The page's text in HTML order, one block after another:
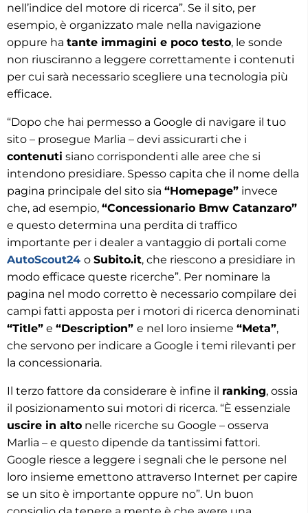
nell’indice del motore di ricerca”. Se il sito, per
esempio, è organizzato male nella navigazione
oppure ha tante immagini e poco testo, le sonde
non riusciranno a leggere correttamente i contenuti
per cui sarà necessario scegliere una tecnologia più
efficace.
“Dopo che hai permesso a Google di navigare il tuo
sito – prosegue Marlia – devi assicurarti che i
contenuti siano corrispondenti alle aree che si
intendono presidiare. Spesso capita che il nome della
pagina principale del sito sia “Homepage” invece
che, ad esempio, “Concessionario Bmw Catanzaro”
e questo determina una perdita di traffico
importante per i dealer a vantaggio di portali come
AutoScout24 o Subito.it, che riescono a presidiare in
modo efficace queste ricerche”. Per nominare la
pagina nel modo corretto è necessario compilare dei
campi fatti apposta per i motori di ricerca denominati
“Title” e “Description” e nel loro insieme “Meta”,
che servono per indicare a Google i temi rilevanti per
la concessionaria.
Il terzo fattore da considerare è infine il ranking, ossia
il posizionamento sui motori di ricerca. “È essenziale
uscire in alto nelle ricerche su Google – osserva
Marlia – e questo dipende da tantissimi fattori.
Google riesce a leggere i segnali che le persone nel
loro insieme emettono attraverso Internet per capire
se un sito è importante oppure no”. Un buon